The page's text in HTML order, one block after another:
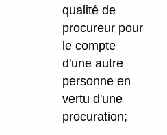
qualité de
procureur pour
le compte
d'une autre
personne en
vertu d'une
procuration;